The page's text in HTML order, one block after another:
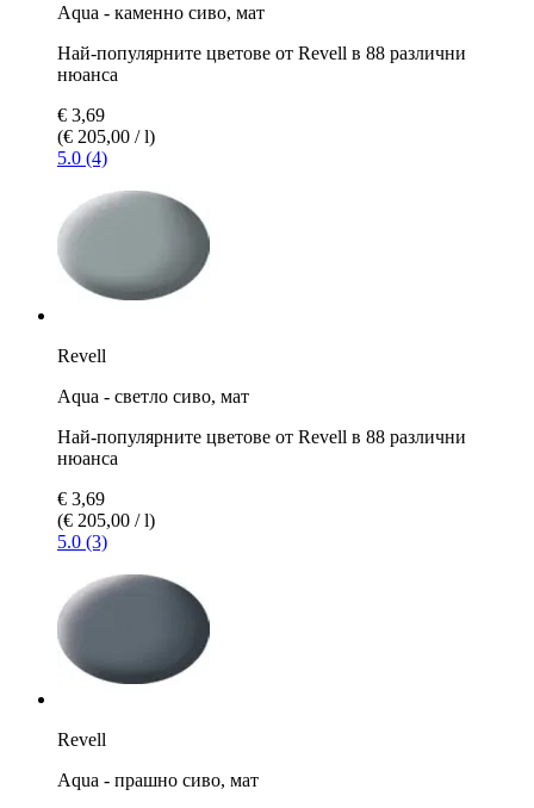
Aqua - каменно сиво, мат
Най-популярните цветове от Revell в 88 различни
нюанса
€ 3,69
(€ 205,00 / l)
5.0 (4)
Revell
Aqua - светло сиво, мат
Най-популярните цветове от Revell в 88 различни
нюанса
€ 3,69
(€ 205,00 / l)
5.0 (3)
Revell
Aqua - прашно сиво, мат